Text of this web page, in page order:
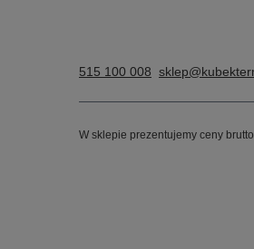
515 100 008
W sklepie prezentujemy ceny brutto